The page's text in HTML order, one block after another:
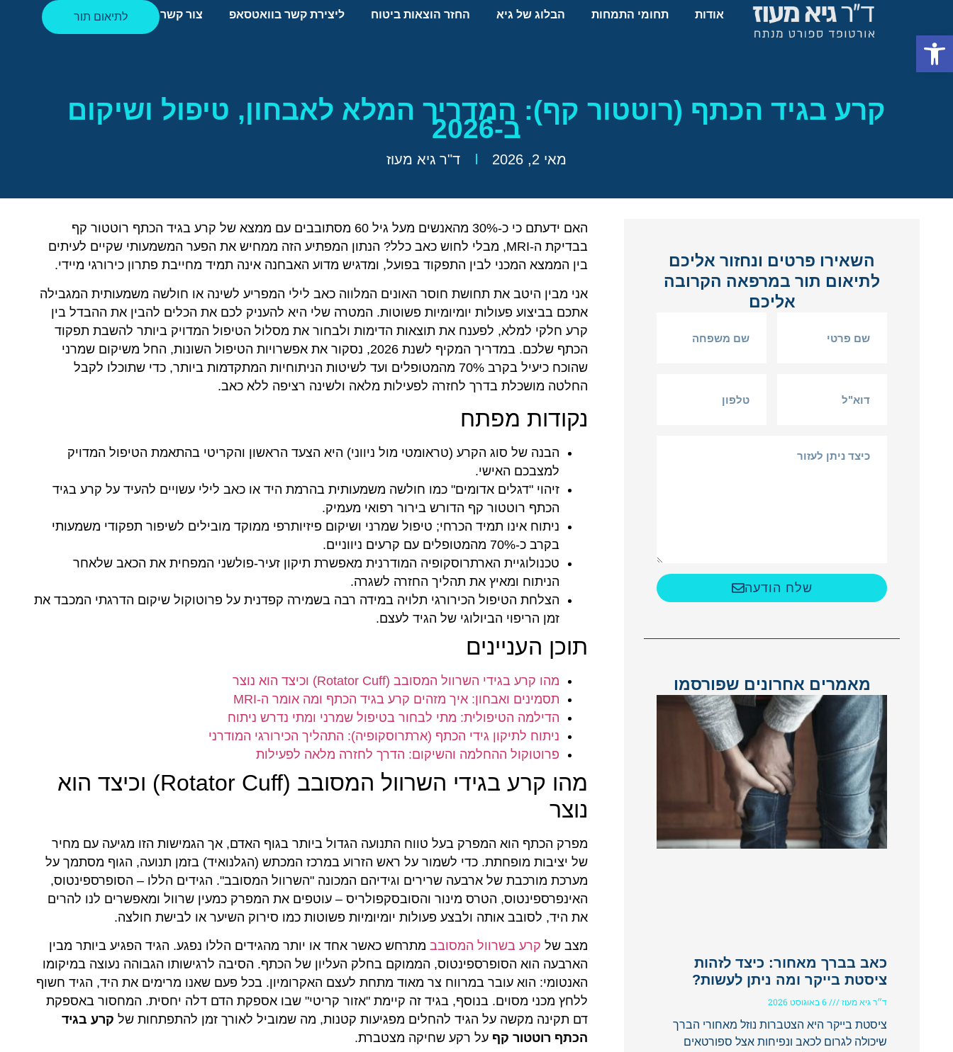
אודות תחומי התמחות הבלוג של גיא החזר הוצאות ביטוח ליצירת קשר בוואטסאפ צור קשר לתיאום תור
קרע בגיד הכתף (רוטטור קף): המדריך המלא לאבחון, טיפול ושיקום
ב-2026
מאי 2, 2026 ד"ר גיא מעוז
השאירו פרטים ונחזור אליכם
לתיאום תור במרפאה הקרובה
אליכם
שלח הודעה
מאמרים אחרונים שפורסמו
כאב בברך מאחור: כיצד לזהות
ציסטת בייקר ומה ניתן לעשות?
ד״ר גיא מעוז
ציסטת בייקר היא הצטברות נוזל מאחורי הברך
שיכולה לגרום לכאב ונפיחות אצל ספורטאים
האם ידעתם כי כ-30% מהאנשים מעל גיל 60 מסתובבים עם ממצא של קרע בגיד הכתף רוטטור קף
בבדיקת ה-MRI, מבלי לחוש כאב כלל? הנתון המפתיע הזה ממחיש את הפער המשמעותי שקיים לעיתים
בין הממצא המכני לבין התפקוד בפועל, ומדגיש מדוע האבחנה אינה תמיד מחייבת פתרון כירורגי מיידי.
אני מבין היטב את תחושת חוסר האונים המלווה כאב לילי המפריע לשינה או חולשה משמעותית המגבילה
אתכם בביצוע פעולות יומיומיות פשוטות. המטרה שלי היא להעניק לכם את הכלים להבין את ההבדל בין
קרע חלקי למלא, לפענח את תוצאות הדימות ולבחור את מסלול הטיפול המדויק ביותר להשבת תפקוד
הכתף שלכם. במדריך המקיף לשנת 2026, נסקור את אפשרויות הטיפול השונות, החל משיקום שמרני
שהוכח כיעיל בקרב 70% מהמטופלים ועד לשיטות הניתוחיות המתקדמות ביותר, כדי שתוכלו לקבל
החלטה מושכלת בדרך לחזרה לפעילות מלאה ולשינה רציפה ללא כאב.
נקודות מפתח
הבנה של סוג הקרע (טראומטי מול ניווני) היא הצעד הראשון והקריטי בהתאמת הטיפול המדויק
למצבכם האישי.
זיהוי "דגלים אדומים" כמו חולשה משמעותית בהרמת היד או כאב לילי עשויים להעיד על קרע בגיד
הכתף רוטטור קף הדורש בירור רפואי מעמיק.
ניתוח אינו תמיד הכרחי; טיפול שמרני ושיקום פיזיותרפי ממוקד מובילים לשיפור תפקודי משמעותי
בקרב כ-70% מהמטופלים עם קרעים ניווניים.
טכנולוגיית הארתרוסקופיה המודרנית מאפשרת תיקון זעיר-פולשני המפחית את הכאב שלאחר
הניתוח ומאיץ את תהליך החזרה לשגרה.
הצלחת הטיפול הכירורגי תלויה במידה רבה בשמירה קפדנית על פרוטוקול שיקום הדרגתי המכבד את
זמן הריפוי הביולוגי של הגיד לעצם.
תוכן העניינים
מהו קרע בגידי השרוול המסובב (Rotator Cuff) וכיצד הוא נוצר
תסמינים ואבחון: איך מזהים קרע בגיד הכתף ומה אומר ה-MRI
הדילמה הטיפולית: מתי לבחור בטיפול שמרני ומתי נדרש ניתוח
ניתוח לתיקון גידי הכתף (ארתרוסקופיה): התהליך הכירורגי המודרני
פרוטוקול ההחלמה והשיקום: הדרך לחזרה מלאה לפעילות
מהו קרע בגידי השרוול המסובב (Rotator Cuff) וכיצד הוא
נוצר
מפרק הכתף הוא המפרק בעל טווח התנועה הגדול ביותר בגוף האדם, אך הגמישות הזו מגיעה עם מחיר
של יציבות מופחתת. כדי לשמור על ראש הזרוע במרכז המכתש (הגלנואיד) בזמן תנועה, הגוף מסתמך על
מערכת מורכבת של ארבעה שרירים וגידיהם המכונה "השרוול המסובב". הגידים הללו – הסופרספינטוס,
האינפרספינטוס, הטרס מינור והסובסקפולריס – עוטפים את המפרק כמעין שרוול ומאפשרים לנו להרים
את היד, לסובב אותה ולבצע פעולות יומיומיות פשוטות כמו סירוק השיער או לבישת חולצה.
מצב של קרע בשרוול המסובבמתרחש כאשר אחד או יותר מהגידים הללו נפגע. הגיד הפגיע ביותר מבין
הארבעה הוא הסופרספינטוס, הממוקם בחלק העליון של הכתף. הסיבה לרגישותו הגבוהה נעוצה במיקומו
האנטומי: הוא עובר במרווח צר מאוד מתחת לעצם האקרומיון. בכל פעם שאנו מרימים את היד, הגיד חשוף
ללחץ מכני מסוים. בנוסף, בגיד זה קיימת "אזור קריטי" שבו אספקת הדם דלה יחסית. המחסור באספקת
דם תקינה מקשה על הגיד להחלים מפגיעות קטנות, מה שמוביל לאורך זמן להתפתחות של קרע בגיד
הכתף רוטטור קף על רקע שחיקה מצטברת.
פתח סרגל נגישות